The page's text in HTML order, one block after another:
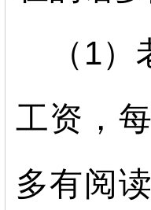
（1
工资，
多有阅